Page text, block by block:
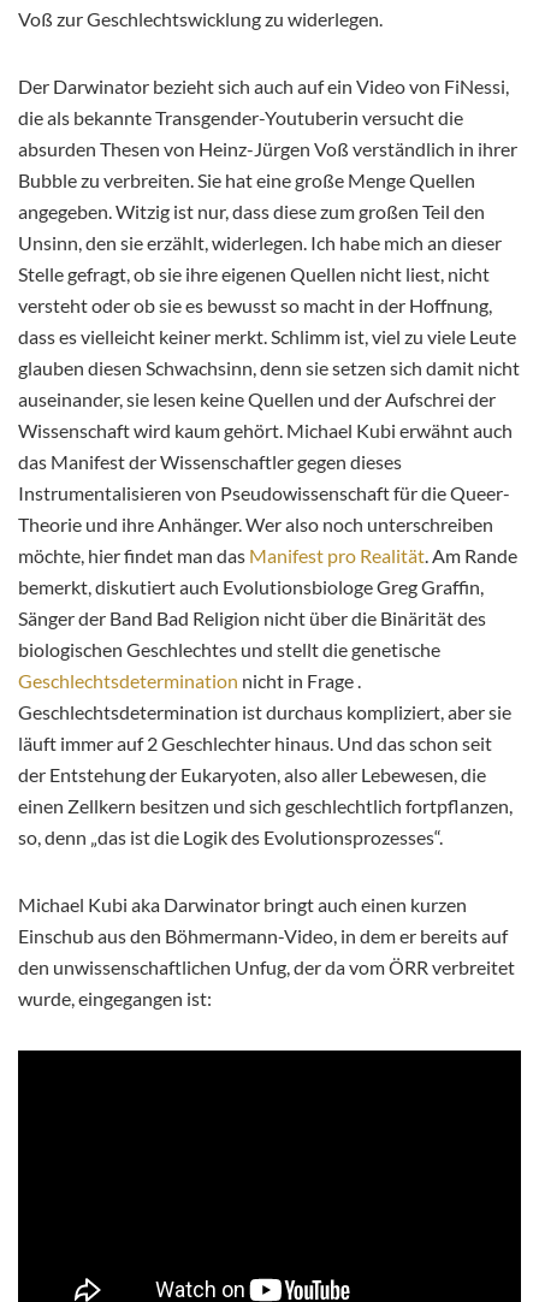
Voß zur Geschlechtswicklung zu widerlegen.
Der Darwinator bezieht sich auch auf ein Video von FiNessi,
die als bekannte Transgender-Youtuberin versucht die
absurden Thesen von Heinz-Jürgen Voß verständlich in ihrer
Bubble zu verbreiten. Sie hat eine große Menge Quellen
angegeben. Witzig ist nur, dass diese zum großen Teil den
Unsinn, den sie erzählt, widerlegen. Ich habe mich an dieser
Stelle gefragt, ob sie ihre eigenen Quellen nicht liest, nicht
versteht oder ob sie es bewusst so macht in der Hoffnung,
dass es vielleicht keiner merkt. Schlimm ist, viel zu viele Leute
glauben diesen Schwachsinn, denn sie setzen sich damit nicht
auseinander, sie lesen keine Quellen und der Aufschrei der
Wissenschaft wird kaum gehört. Michael Kubi erwähnt auch
das Manifest der Wissenschaftler gegen dieses
Instrumentalisieren von Pseudowissenschaft für die Queer-
Theorie und ihre Anhänger. Wer also noch unterschreiben
möchte, hier findet man das Manifest pro Realität. Am Rande
bemerkt, diskutiert auch Evolutionsbiologe Greg Graffin,
Sänger der Band Bad Religion nicht über die Binärität des
biologischen Geschlechtes und stellt die genetische
Geschlechtsdetermination nicht in Frage .
Geschlechtsdetermination ist durchaus kompliziert, aber sie
läuft immer auf 2 Geschlechter hinaus. Und das schon seit
der Entstehung der Eukaryoten, also aller Lebewesen, die
einen Zellkern besitzen und sich geschlechtlich fortpflanzen,
so, denn „das ist die Logik des Evolutionsprozesses“.
Michael Kubi aka Darwinator bringt auch einen kurzen
Einschub aus den Böhmermann-Video, in dem er bereits auf
den unwissenschaftlichen Unfug, der da vom ÖRR verbreitet
wurde, eingegangen ist: